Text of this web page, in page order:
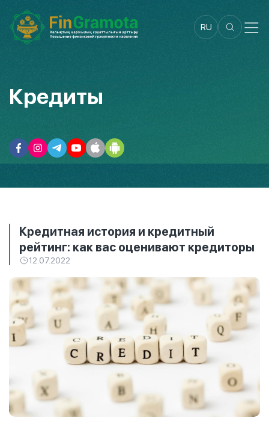
RU
Кредиты
Кредитная история и кредитный
рейтинг: как вас оценивают кредиторы
12.07.2022